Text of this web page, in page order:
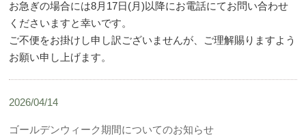
お急ぎの場合には8月17日(月)以降にお電話にてお問い合わせ
くださいますと幸いです。
ご不便をお掛けし申し訳ございませんが、ご理解賜りますよう
お願い申し上げます。
2026/04/14
ゴールデンウィーク期間についてのお知らせ